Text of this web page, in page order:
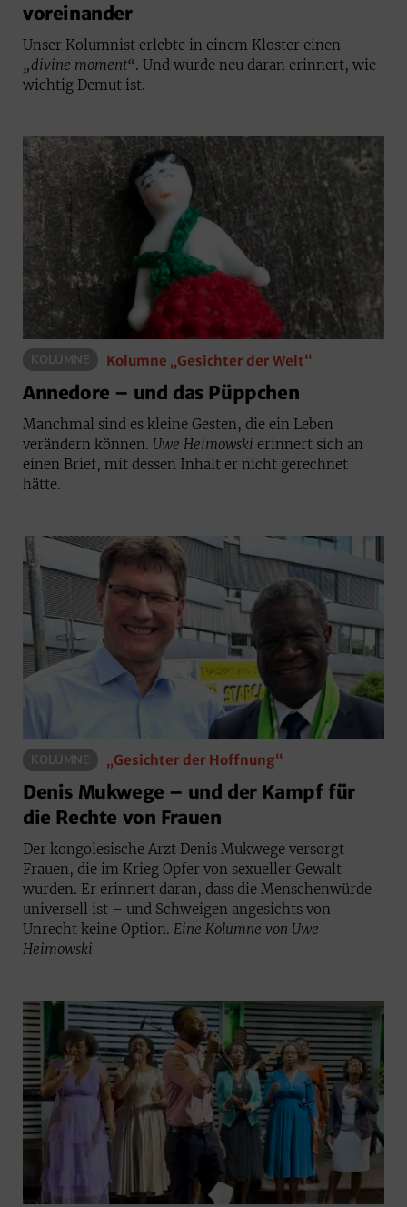
voreinander
Unser Kolumnist erlebte in einem Kloster einen
„divine moment“. Und wurde neu daran erinnert, wie
wichtig Demut ist.
KOLUMNE Kolumne „Gesichter der Welt“
Annedore – und das Püppchen
Manchmal sind es kleine Gesten, die ein Leben
verändern können. Uwe Heimowski erinnert sich an
einen Brief, mit dessen Inhalt er nicht gerechnet
hätte.
KOLUMNE „Gesichter der Hoffnung“
Denis Mukwege – und der Kampf für
die Rechte von Frauen
Der kongolesische Arzt Denis Mukwege versorgt
Frauen, die im Krieg Opfer von sexueller Gewalt
wurden. Er erinnert daran, dass die Menschenwürde
universell ist – und Schweigen angesichts von
Unrecht keine Option. Eine Kolumne von Uwe
Heimowski